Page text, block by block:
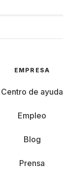
EMPRESA
Centro de ayuda
Empleo
Blog
Prensa